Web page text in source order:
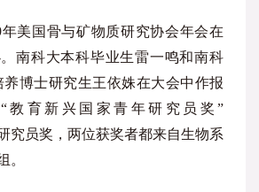
年美国骨与矿物质研究协会年会在
南科大本科毕业生雷一鸣和南科
博士研究生王依姝在大会中作报
教育新兴国家青年研究员奖”
究员奖，两位获奖者都来自生物系
。